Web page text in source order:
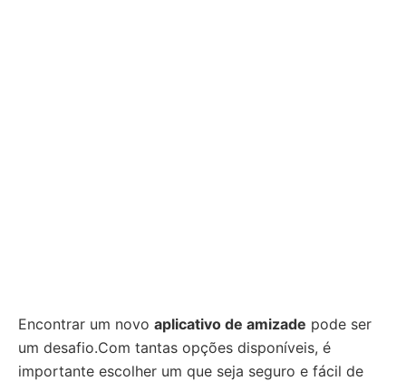
Encontrar um novo aplicativo de amizade pode ser
um desafio.Com tantas opções disponíveis, é
importante escolher um que seja seguro e fácil de